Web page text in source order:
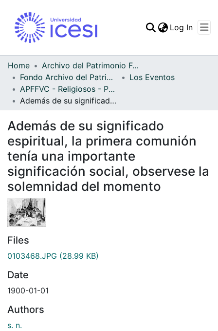
Statistics
Log In
Home
Archivo del Patrimonio Fotográfico y Fílmico del Valle del Cauca
Fondo Archivo del Patrimonio Fotográfico y Fílmico del Valle del Cauca
Los Eventos
APFFVC - Religiosos - Patrimonial
Además de su significado espiritual, la primera comunión tenía una importante significación social, observese la solemnidad del momento
Además de su significado
espiritual, la primera comunión
tenía una importante
significación social, observese la
solemnidad del momento
Files
0103468.JPG (28.99 KB)
Date
1900-01-01
Authors
s. n.